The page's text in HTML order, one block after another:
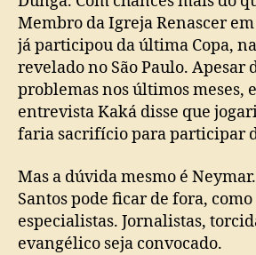
Membro da Igreja Renascer
já participou da última Copa,
revelado no São Paulo. Apesar
problemas nos últimos meses,
entrevista Kaká disse que
faria sacrifício para participar
Mas a dúvida mesmo é
Santos pode ficar de fora,
especialistas. Jornalistas,
evangélico seja convocado.